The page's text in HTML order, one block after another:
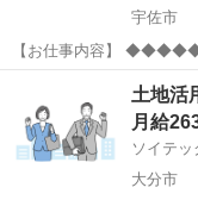
宇佐市
【お仕事内容】
◆◆◆◆◆◆◆◆◆◆ ■社員管
各種手続き ■営業戦略の
オフィスとの連携...
営業
土地活
月給
ソイテ
大分市